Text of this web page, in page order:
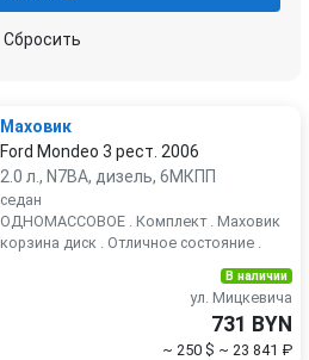
Сбросить
Маховик
Ford Mondeo 3 рест. 2006
2.0 л., N7BA, дизель, 6МКПП
седан
ОДНОМАССОВОЕ . Комплект . Маховик
корзина диск . Отличное состояние .
В наличии
ул. Мицкевича
731 BYN
~ 250 $ ~ 23 841 ₽